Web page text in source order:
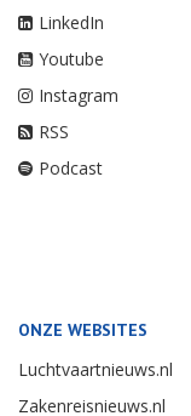
LinkedIn
Youtube
Instagram
RSS
Podcast
ONZE WEBSITES
Luchtvaartnieuws.nl
Zakenreisnieuws.nl